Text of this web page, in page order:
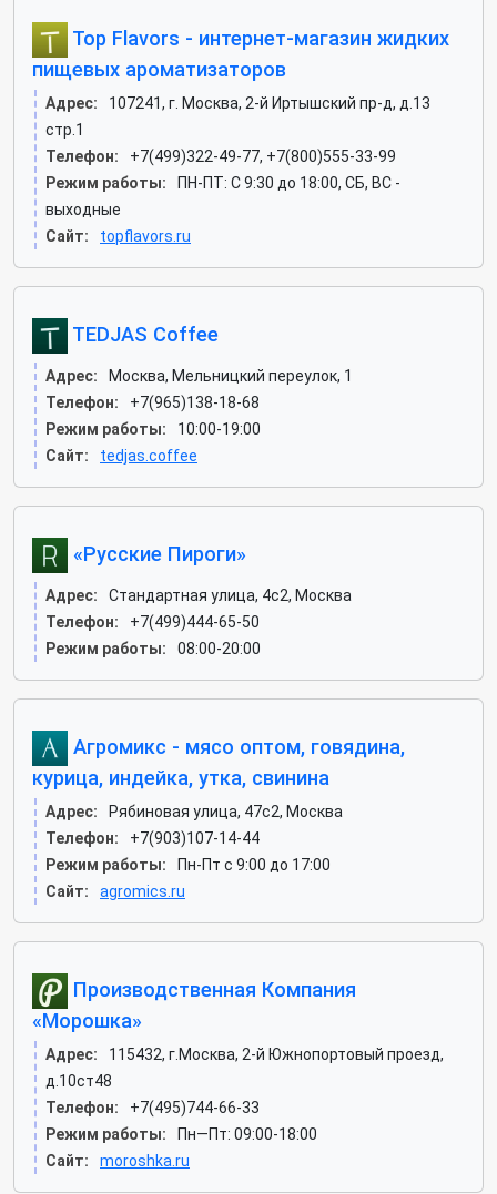
Top Flavors - интернет-магазин жидких
пищевых ароматизаторов
Адрес:
107241, г. Москва, 2-й Иртышский пр-д, д.13
стр.1
Телефон:
+7(499)322-49-77, +7(800)555-33-99
Режим работы:
ПН-ПТ: С 9:30 до 18:00, СБ, ВС -
выходные
Сайт:
topflavors.ru
TEDJAS Coffee
Адрес:
Москва, Мельницкий переулок, 1
Телефон:
+7(965)138-18-68
Режим работы:
10:00-19:00
Сайт:
tedjas.coffee
«Русские Пироги»
Адрес:
Стандартная улица, 4с2, Москва
Телефон:
+7(499)444-65-50
Режим работы:
08:00-20:00
Агромикс - мясо оптом, говядина,
курица, индейка, утка, свинина
Адрес:
Рябиновая улица, 47с2, Москва
Телефон:
+7(903)107-14-44
Режим работы:
Пн-Пт с 9:00 до 17:00
Сайт:
agromics.ru
Производственная Компания
«Морошка»
Адрес:
115432, г.Москва, 2-й Южнопортовый проезд,
д.10ст48
Телефон:
+7(495)744-66-33
Режим работы:
Пн—Пт: 09:00-18:00
Сайт:
moroshka.ru